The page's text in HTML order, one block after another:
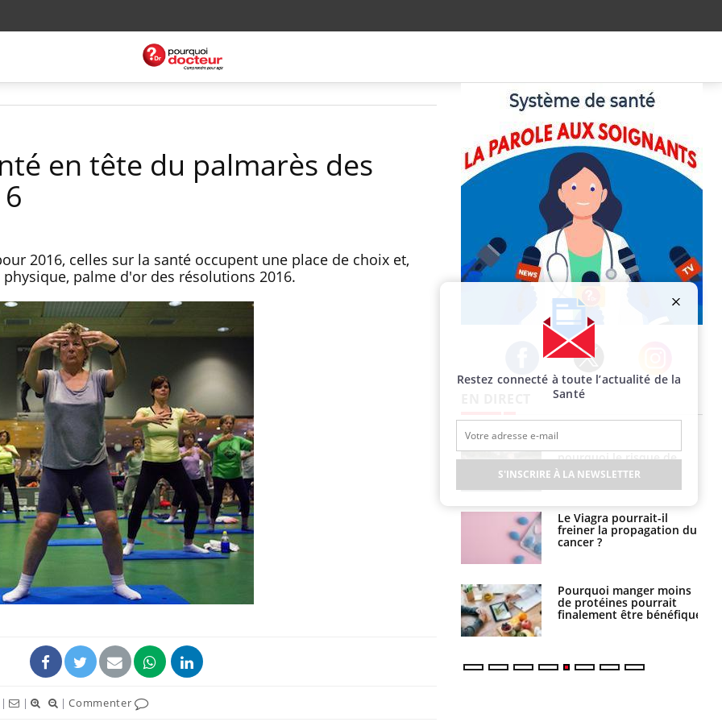
en tête du palmarès des
2016, celles sur la santé occupent une place de choix et,
palme d'or des résolutions 2016.
| | |Commenter
Facebook Twitter Instagram
Chikungunya, dengue,
West Nile : que se passe-
t-il dans le sud de la
France ?
Les médicaments GLP-1
protègent-ils aussi les os
?
Cytomégalovirus : ce qui
change dans la prise en
pourquoi le risque de
noyade grimpe-t-il ?
Le Viagra pourrait-il
freiner la propagation du
cancer ?
Pourquoi manger moins
de protéines pourrait
finalement être bénéfique
Restez connecté à toute l’actualité de la
Santé
S'INSCRIRE À LA NEWSLETTER